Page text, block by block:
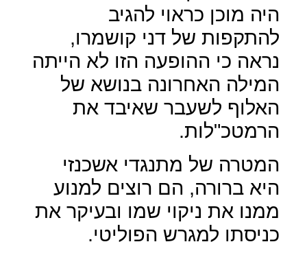
היה מוכן כראוי להגיב
להתקפות של דני קושמרו,
נראה כי ההופעה הזו לא הייתה
המילה האחרונה בנושא של
האלוף לשעבר שאיבד את
הרמטכ"לות.
המטרה של מתנגדי אשכנזי
היא ברורה, הם רוצים למנוע
ממנו את ניקוי שמו ובעיקר את
כניסתו למגרש הפוליטי.